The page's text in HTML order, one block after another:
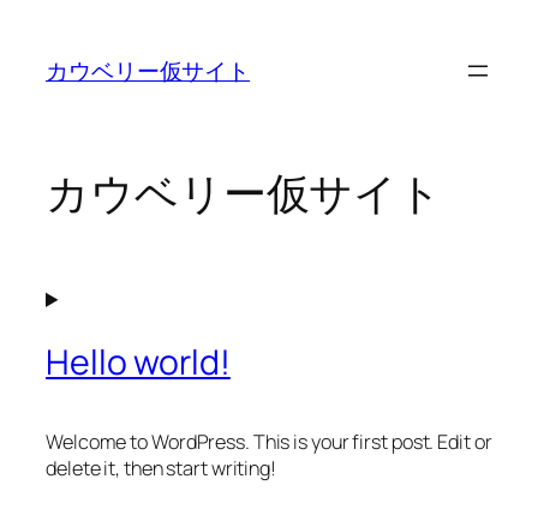
カウベリー仮サイト
カウベリー仮サイト
Hello world!
Welcome to WordPress. This is your first post. Edit or
delete it, then start writing!